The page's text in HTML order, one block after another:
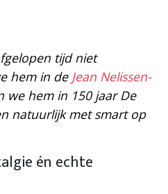
tijd niet
hem in de Jean Nelissen-
we hem in 150 jaar De
natuurlijk met smart op
én echte